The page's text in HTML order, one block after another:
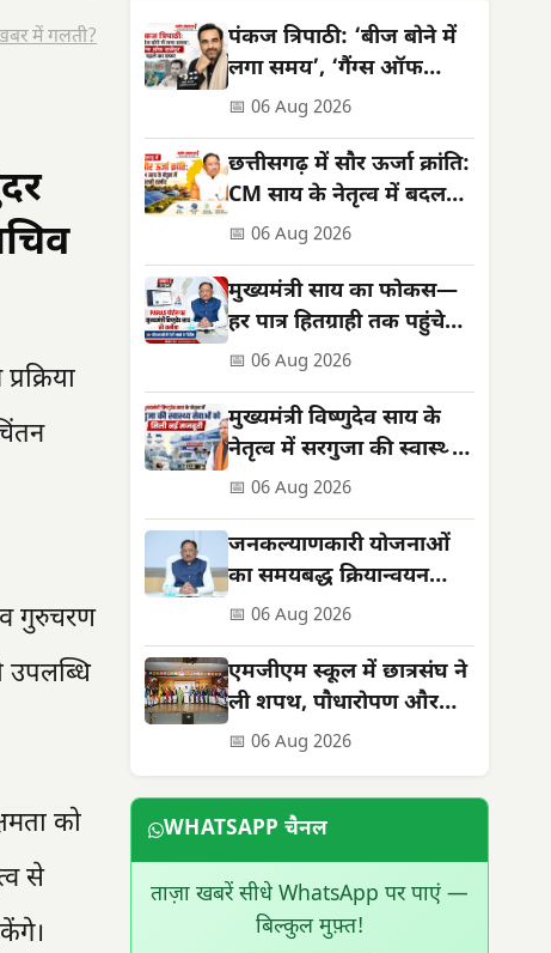
में गलती?
गुरुचरण
उपलब्धि
को
से
पंकज त्रिपाठी: ‘बीज बोने में
लगा समय’, ‘गैंग्स ऑफ
वासेपुर’ से पहले का सफर
📅 06 Aug 2026
छत्तीसगढ़ में सौर ऊर्जा क्रांति:
CM साय के नेतृत्व में बदलती
तस्वीर
📅 06 Aug 2026
मुख्यमंत्री साय का फोकस—
हर पात्र हितग्राही तक पहुंचे
शासन की योजनाओं का लाभ
📅 06 Aug 2026
मुख्यमंत्री विष्णुदेव साय के
नेतृत्व में सरगुजा की स्वास्थ्य
सेवाओं को मिली नई मजबूती
📅 06 Aug 2026
जनकल्याणकारी योजनाओं
का समयबद्ध क्रियान्वयन
सुनिश्चित करें : मुख्यमंत्री
विष्णुदेव साय
📅 06 Aug 2026
एमजीएम स्कूल में छात्रसंघ ने
ली शपथ, पौधारोपण और
सड़क सुरक्षा का दिया संदेश
📅 06 Aug 2026
WHATSAPP चैनल
ताज़ा खबरें सीधे WhatsApp पर पाएं —
बिल्कुल मुफ़्त!